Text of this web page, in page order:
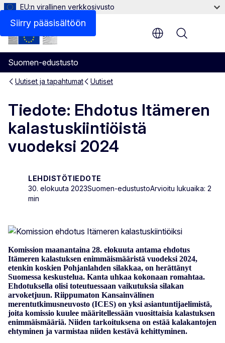
Siirry pääsisältöön
EU:n virallinen verkkosivusto
Suomen-edustusto
Menu
Uutiset ja tapahtumat Uutiset
Tiedote: Ehdotus Itämeren
kalastuskiintiöistä
vuodeksi 2024
LEHDISTÖTIEDOTE
30. elokuuta 2023Suomen-edustustoArvioitu lukuaika: 2
min
Komission maanantaina 28. elokuuta antama ehdotus
Itämeren kalastuksen enimmäismääristä vuodeksi 2024,
etenkin koskien Pohjanlahden silakkaa, on herättänyt
Suomessa keskustelua. Kanta uhkaa kokonaan romahtaa.
Ehdotuksella olisi toteutuessaan vaikutuksia silakan
arvoketjuun. Riippumaton Kansainvälinen
merentutkimusneuvosto (ICES) on yksi asiantuntijaelimistä,
joita komissio kuulee määritellessään vuosittaisia kalastuksen
enimmäismääriä. Niiden tarkoituksena on estää kalakantojen
ehtyminen ja varmistaa niiden kestävä kehittyminen.